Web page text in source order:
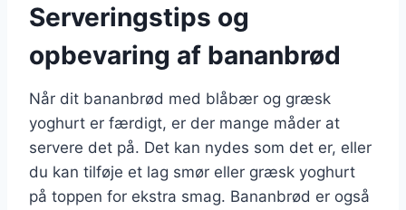
Serveringstips og
opbevaring af bananbrød
Når dit bananbrød med blåbær og græsk
yoghurt er færdigt, er der mange måder at
servere det på. Det kan nydes som det er, eller
du kan tilføje et lag smør eller græsk yoghurt
på toppen for ekstra smag. Bananbrød er også